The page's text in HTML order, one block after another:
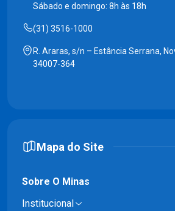
Sábado e domingo: 8h às 18h
(31) 3516-1000
R. Araras, s/n – Estância Serrana,
34007-364
Mapa do Site
Sobre O Minas
Institucional